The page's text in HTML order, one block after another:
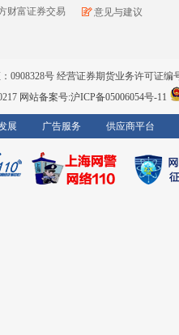
财富证券交易
意见与建议
0908328号 经营证券期货业务许可证编
网站备案号:沪ICP备05006054号-11
展 广告服务 供应商平台